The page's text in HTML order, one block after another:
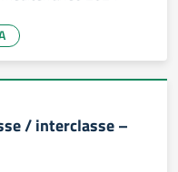
/ interclasse –